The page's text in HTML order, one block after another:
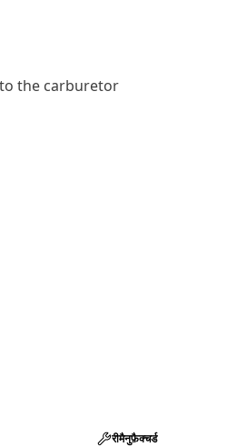
the carburetor
रीमैनुफ़ैक्चर्ड